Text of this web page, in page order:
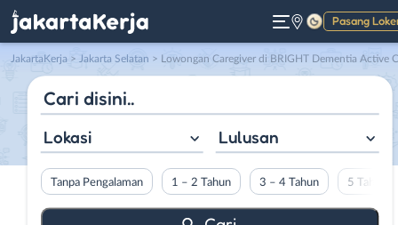
Pasang
Gelap
JakartaKerja > Jakarta Selatan > Lowongan Caregiver di BRIGHT Dementia Active Care
Lokasi Lulusan
Tanpa Pengalaman 1 – 2 Tahun 3 – 4 Tahun 5 Tahun